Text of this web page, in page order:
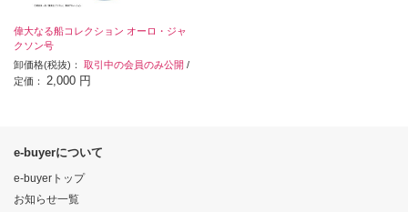
偉大なる船コレクション オーロ・ジャ
クソン号
卸価格(税抜)： 取引中の会員のみ公開 /
定価： 2,000 円
e-buyerについて
e-buyerトップ
お知らせ一覧